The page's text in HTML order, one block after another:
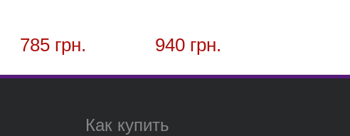
785 грн. 940 грн.
Как купить